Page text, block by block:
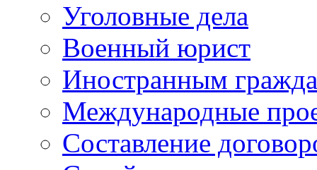
Уголовные дела
Военный юрист
Иностранным
Международные
Составление